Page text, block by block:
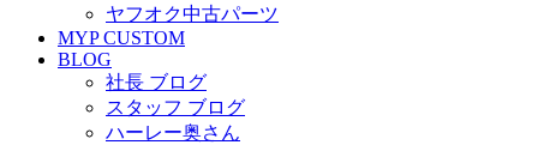
ヤフオク中古パーツ
MYP CUSTOM
BLOG
社長 ブログ
スタッフ ブログ
ハーレー奥さん